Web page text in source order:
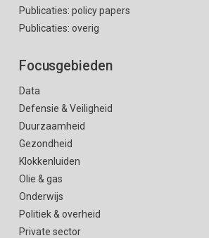
Publicaties: policy papers
Publicaties: overig
Focusgebieden
Data
Defensie & Veiligheid
Duurzaamheid
Gezondheid
Klokkenluiden
Olie & gas
Onderwijs
Politiek & overheid
Private sector